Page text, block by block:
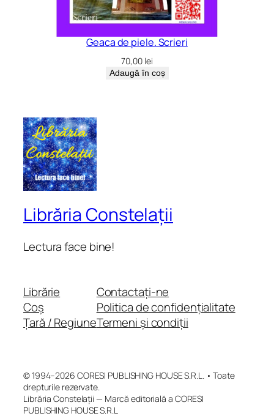
Geaca de piele. Scrieri
70,00 lei
Adaugă în coș
Librăria Constelații
Lectura face bine!
Librărie
Coș
Țară / Regiune
Contactați-ne
Politica de confidențialitate
Termeni și condiții
© 1994–2026 CORESI PUBLISHING HOUSE S.R.L. • Toate
drepturile rezervate.
Librăria Constelații — Marcă editorială a CORESI
PUBLISHING HOUSE S.R.L